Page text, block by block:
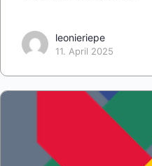
leonieriepe
11. April 2025